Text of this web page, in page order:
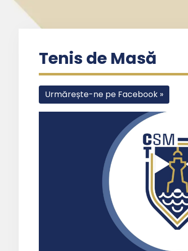
Tenis de Masă
Urmărește-ne pe Facebook »